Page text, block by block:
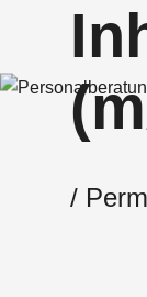
/